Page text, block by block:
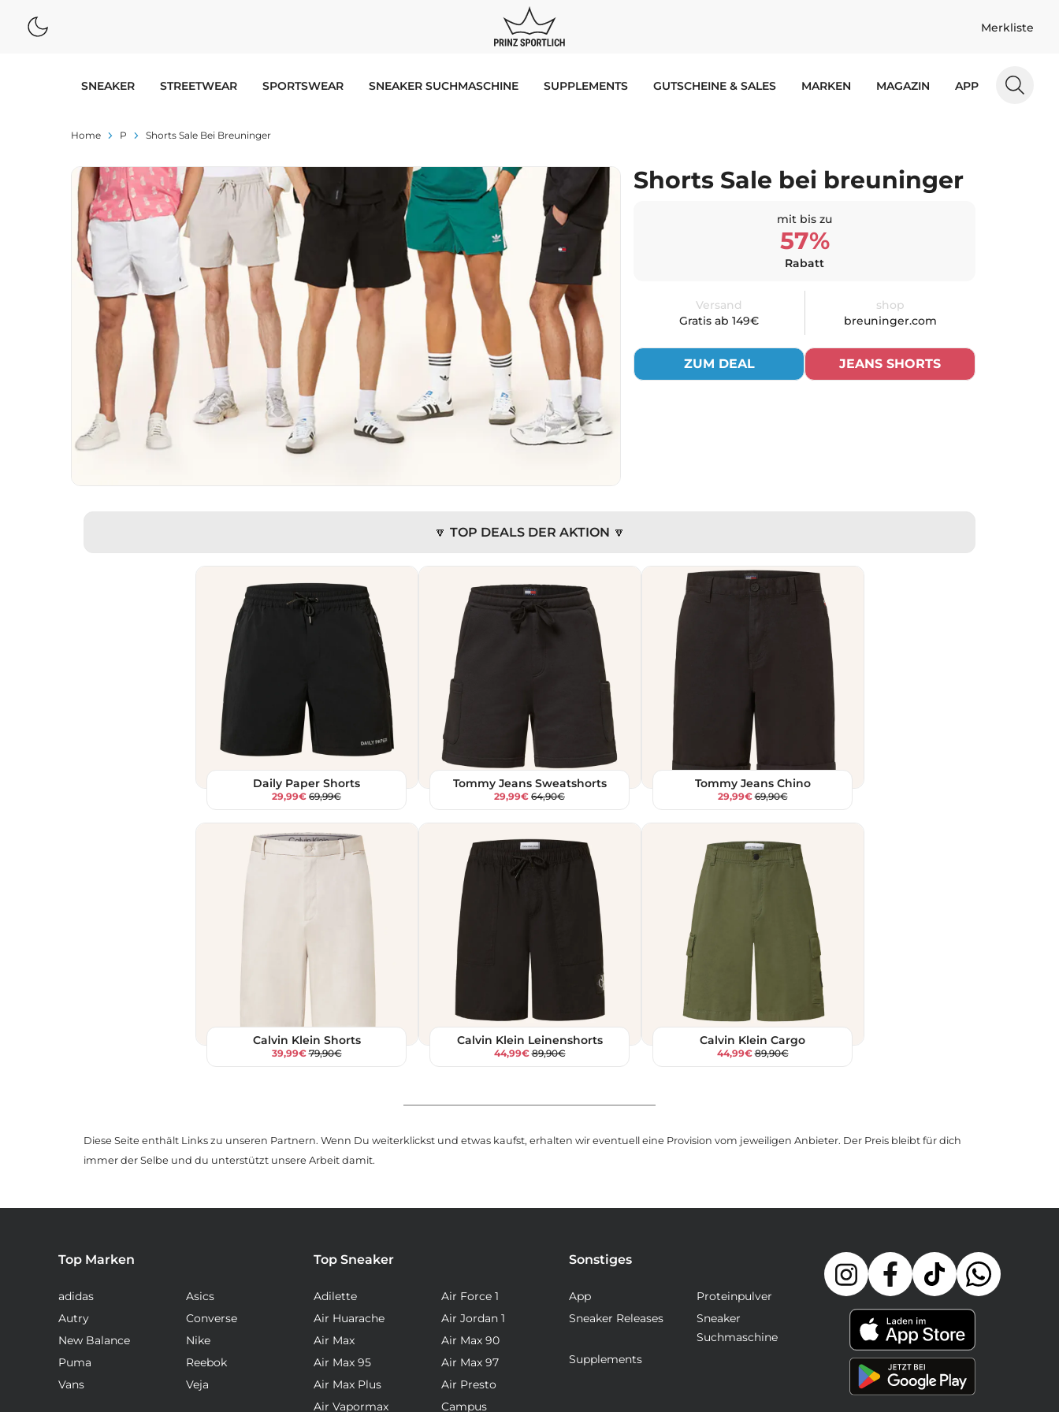
Merkliste
SNEAKER STREETWEAR SPORTSWEAR SNEAKER SUCHMASCHINE SUPPLEMENTS GUTSCHEINE & SALES MARKEN MAGAZIN APP
Home P Shorts Sale Bei Breuninger
Shorts Sale bei breuninger
mit bis zu
57%
Rabatt
Versand
Gratis ab 149€
shop
breuninger.com
ZUM DEAL JEANS SHORTS
🔽 TOP DEALS DER AKTION 🔽
Daily Paper Shorts
29,99€ 69,99€
Tommy Jeans Sweatshorts
29,99€ 64,90€
Tommy Jeans Chino
29,99€ 69,90€
Calvin Klein Shorts
39,99€ 79,90€
Calvin Klein Leinenshorts
44,99€ 89,90€
Calvin Klein Cargo
44,99€ 89,90€
Diese Seite enthält Links zu unseren Partnern. Wenn Du weiterklickst und etwas kaufst, erhalten wir eventuell eine Provision vom jeweiligen Anbieter. Der Preis bleibt für dich
immer der Selbe und du unterstützt unsere Arbeit damit.
Top Marken
adidas
Asics
Autry
Converse
New Balance
Nike
Puma
Reebok
Vans
Veja
Top Sneaker
Adilette
Air Force 1
Air Huarache
Air Jordan 1
Air Max
Air Max 90
Air Max 95
Air Max 97
Air Max Plus
Air Presto
Air Vapormax
Campus
Sonstiges
App
Proteinpulver
Sneaker Releases
Sneaker
Suchmaschine
Supplements